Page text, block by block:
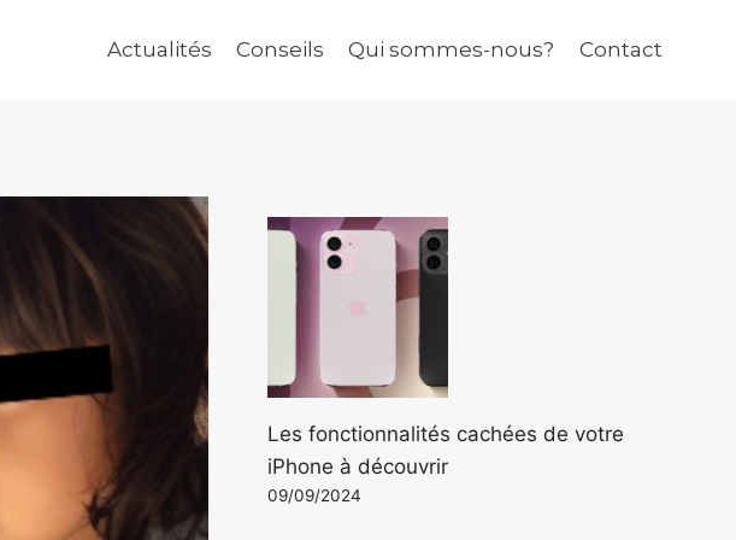
Actualités Conseils Qui sommes-nous? Contact
Les fonctionnalités cachées de votre
iPhone à découvrir
09/09/2024